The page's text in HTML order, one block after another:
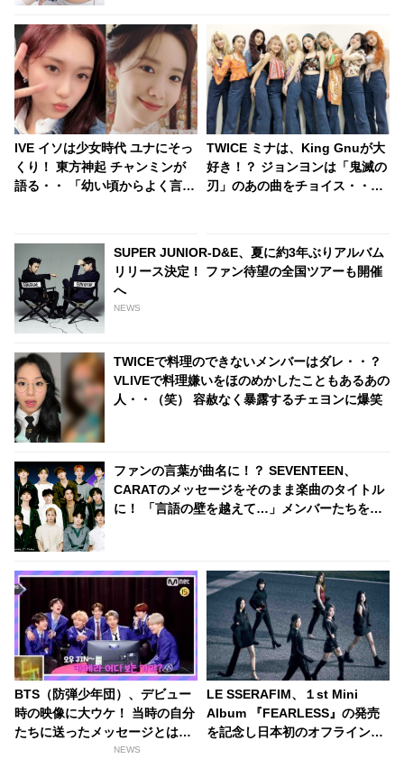
IVE イソは少女時代 ユナにそっ
くり！ 東方神起 チャンミンが
語る・・ 「幼い頃からよく言わ
TWICE ミナは、King Gnuが大
好き！？ ジョンヨンは「鬼滅の
刃」のあの曲をチョイス・・メ
SUPER JUNIOR-D&E、夏に約3年ぶりアルバム
リリース決定！ ファン待望の全国ツアーも開催
へ
NEWS
TWICEで料理のできないメンバーはダレ・・？
VLIVEで料理嫌いをほのめかしたこともあるあの
人・・（笑） 容赦なく暴露するチェヨンに爆笑
ファンの言葉が曲名に！？ SEVENTEEN、
CARATのメッセージをそのまま楽曲のタイトル
に！ 「言語の壁を越えて…」メンバーたちを深
BTS（防弾少年団）、デビュー
時の映像に大ウケ！ 当時の自分
たちに送ったメッセージとは？
NEWS
LE SSERAFIM、１st Mini
Album 『FEARLESS』の発売
を記念し日本初のオフライン特